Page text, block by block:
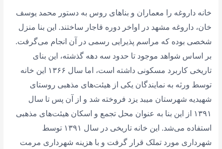
خانه داروغه را معماران و بناهای روس به دستور محمد یوسف
خان، داروغه مشهد در اواخر دوره قاجار ساختند. این بنا منزل
شخصی بوده که مراسم پذیرایی رسمی در آن انجام می‌گرفت.
بر اساس شواهد موجود تا حدود سه دهه گذشته، این بنای
تاریخی کاربرد مسکونی داشته است، اما سال ۱۳۶۶ این خانه
توسط ورثه به نمایندگان یکی از هیئت‌های مذهبی روستای
شهیدیه شهرستان میبد یزد فروخته شد و از آن پس تا سال
۱۳۹۱ از این بنا به‌ عنوان محل تجمع و اسکان هیئت‌های مذهبی
استفاده می‌شد. این خانه تاریخی در سال ۱۳۹۱ توسط
شهرداری مورد تملک قرار گرفت و با هزینه شهرداری مرمت